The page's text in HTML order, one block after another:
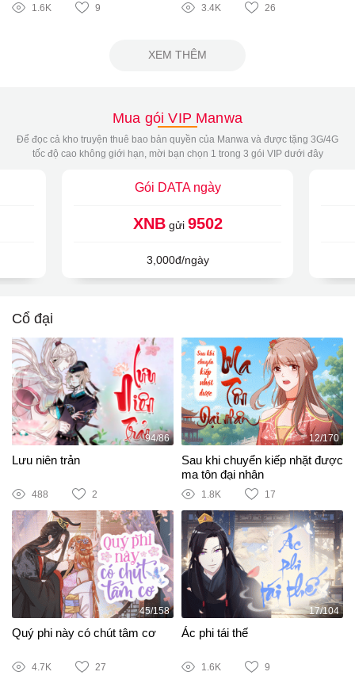
1.6K 9 3.4K 26
XEM THÊM
Mua gói VIP Manwa
Để đọc cả kho truyện thuê bao bản quyền của Manwa và được tặng 3G/4G
tốc độ cao không giới hạn, mời bạn chọn 1 trong 3 gói VIP dưới đây
Gói DATA ngày
XNBgửi 9502
3,000đ/ngày
Cổ đại
94/86
Lưu niên trản
488 2
12/170
Sau khi chuyển kiếp nhặt được
ma tôn đại nhân
1.8K 17
45/158
Quý phi này có chút tâm cơ
4.7K 27
17/104
Ác phi tái thế
1.6K 9